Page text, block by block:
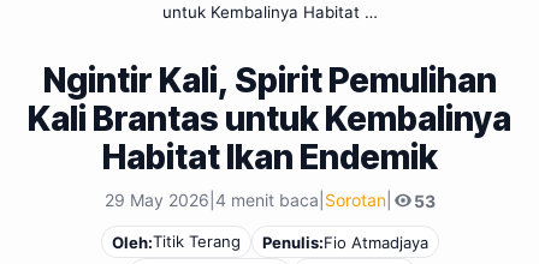
untuk Kembalinya Habitat …
Ngintir Kali, Spirit Pemulihan
Kali Brantas untuk Kembalinya
Habitat Ikan Endemik
29 May 2026 4 menit baca Sorotan| 53
Oleh:Titik Terang Penulis:Fio Atmadjaya